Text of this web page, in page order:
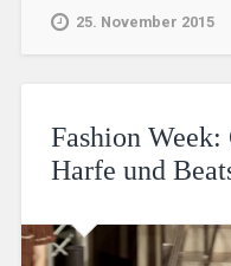
25. November 2015
Fashion
Harfe und